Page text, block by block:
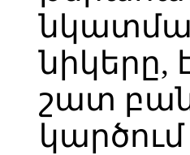
նիկերը,
շատ բան
կարծում